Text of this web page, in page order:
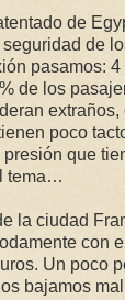
de
de
pasamos:
de los
extraños,
poco
que
tema…
la ciudad
con
Un poco
bajamos